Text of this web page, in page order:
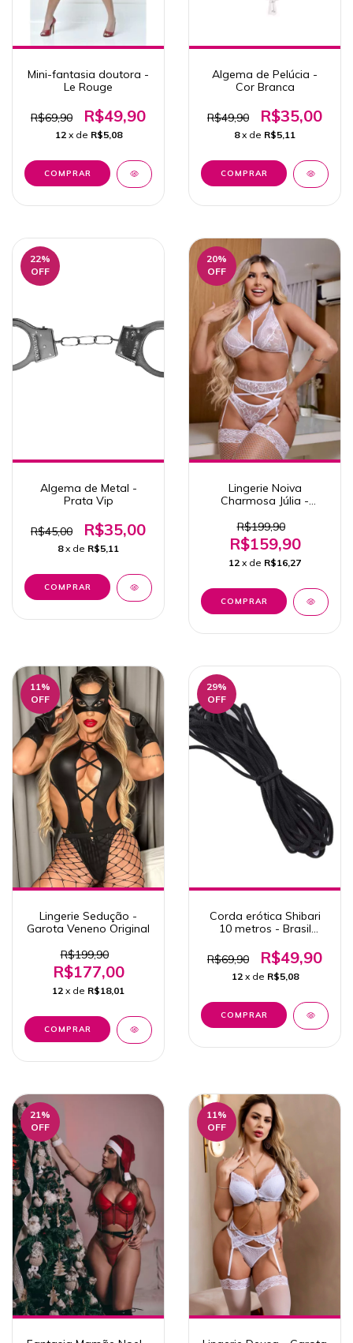
Mini-fantasia doutora -
Le Rouge
R$69,90 R$49,90
12 x de R$5,08
Algema de Pelúcia -
Cor Branca
R$49,90 R$35,00
8 x de R$5,11
22%
OFF
Algema de Metal -
Prata Vip
R$45,00 R$35,00
8 x de R$5,11
20%
OFF
Lingerie Noiva
Charmosa Júlia -
R$199,90
R$159,90
12 x de R$16,27
COMPRAR
11%
OFF
Lingerie Sedução -
Garota Veneno Original
R$199,90
R$177,00
12 x de R$18,01
COMPRAR
29%
OFF
Corda erótica Shibari
10 metros - Brasil
R$69,90
R$49,90
12 x de R$5,08
21%
OFF
11%
OFF